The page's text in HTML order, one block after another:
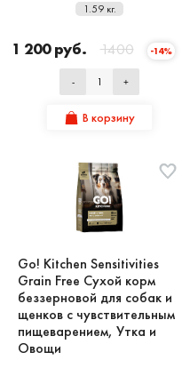
1.59 кг.
1 200 руб. 1400 -14%
- +
В корзину
Go! Kitchen Sensitivities
Grain Free Сухой корм
беззерновой для собак и
щенков с чувствительным
пищеварением, Утка и
Овощи